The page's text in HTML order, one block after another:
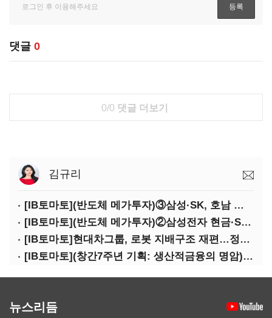
댓글 0
0/0 댓글 더보기
김규리
[IB토마토](반도체 메가투자)③삼성·SK, 호남 동시 출격…인력·협력사 쟁탈전
[IB토마토](반도체 메가투자)②삼성전자 현금·SDI 차입…엇갈린 2655조 투자체력
[IB토마토]현대차그룹, 로봇 지배구조 재편…정의선 1245억 추가 투입 유력
[IB토마토](창간7주년 기획: 생산적금융의 명암)③선택받은 산업, 커진 자금격차
뉴스리듬